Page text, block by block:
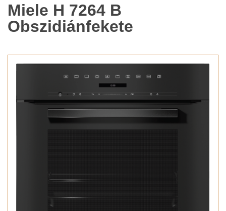
Miele H 7264 B
Obszidiánfekete